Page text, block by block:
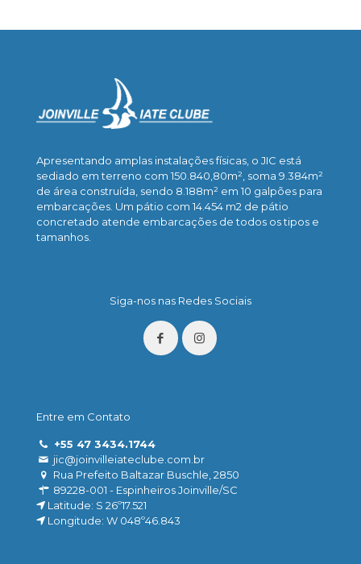
Apresentando amplas instalações físicas, o JIC está
sediado em terreno com 150.840,80m², soma 9.384m²
de área construída, sendo 8.188m² em 10 galpões para
embarcações. Um pátio com 14.454 m2 de pátio
concretado atende embarcações de todos os tipos e
tamanhos.
Siga-nos nas Redes Sociais
Entre em Contato
+55 47 3434.1744
jic@joinvilleiateclube.com.br
Rua Prefeito Baltazar Buschle, 2850
89228-001 - Espinheiros Joinville/SC
Latitude: S 26º17.521
Longitude: W 048º46.843